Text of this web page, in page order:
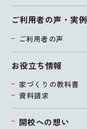
ご利用者の声・実例
ご利用者の声
お役立ち情報
家づくりの教科書
資料請求
開校への想い